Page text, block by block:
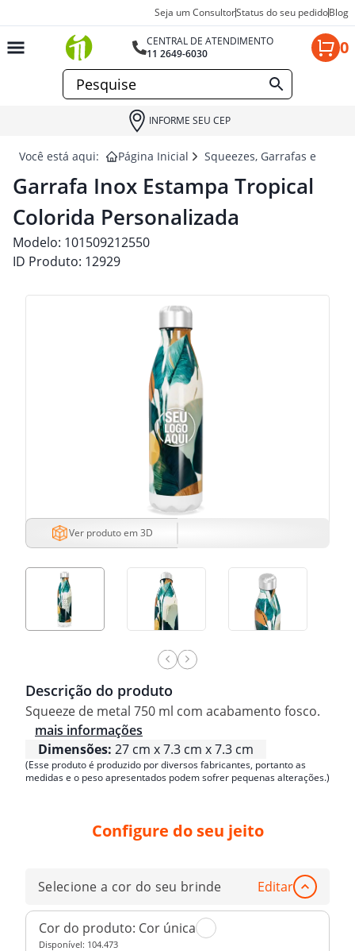
Seja um ConsultorStatus do seu pedidoBlog
CENTRAL DE ATENDIMENTO
11 2649-6030
0
INFORME SEU CEP
Você está aqui: Página Inicial Squeezes, Garrafas e
Garrafa Inox Estampa Tropical
Colorida Personalizada
Modelo: 101509212550
ID Produto: 12929
Ver produto em 3D
Descrição do produto
Squeeze de metal 750 ml com acabamento fosco.
mais informações
Dimensões: 27 cm x 7.3 cm x 7.3 cm
(Esse produto é produzido por diversos fabricantes, portanto as
medidas e o peso apresentados podem sofrer pequenas alterações.)
Configure do seu jeito
Selecione a cor do seu brinde Editar
Cor do produto: Cor única
Disponível: 104.473